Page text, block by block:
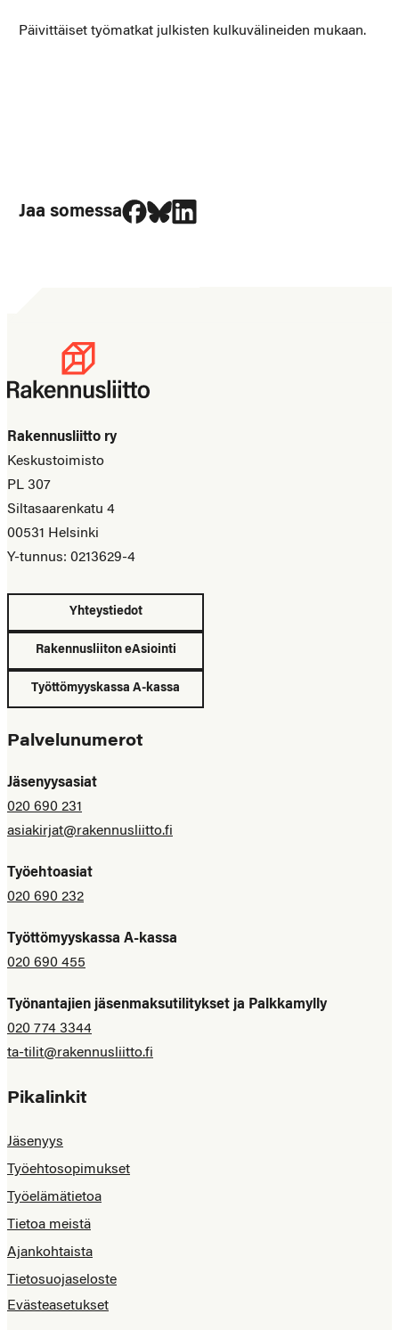
Päivittäiset työmatkat julkisten kulkuvälineiden mukaan.
Jaa somessa
Jaa Facebookissa
Jaa Blueskyssa
Jaa LinkedIn:ssä
Rakennusliitto ry
Keskustoimisto
PL 307
Siltasaarenkatu 4
00531 Helsinki
Y-tunnus: 0213629-4
Yhteystiedot
Rakennusliiton eAsiointi
Työttömyyskassa A-kassa
Palvelunumerot
Jäsenyysasiat
020 690 231
asiakirjat@rakennusliitto.fi
Työehtoasiat
020 690 232
Työttömyyskassa A-kassa
020 690 455
Työnantajien jäsenmaksutilitykset ja Palkkamylly
020 774 3344
ta-tilit@rakennusliitto.fi
Pikalinkit
Jäsenyys
Työehtosopimukset
Työelämätietoa
Tietoa meistä
Ajankohtaista
Tietosuojaseloste
Evästeasetukset